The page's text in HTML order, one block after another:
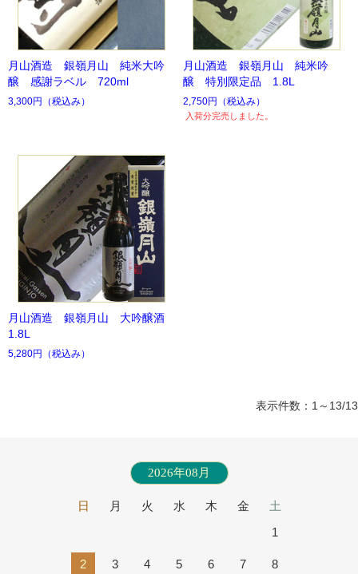
月山酒造 銀嶺月山 純米大吟
醸 感謝ラベル 720ml
3,300円 （税込み）
月山酒造 銀嶺月山 純米吟
醸 特別限定品 1.8L
2,750円 （税込み）
入荷分完売しました。
月山酒造 銀嶺月山 大吟醸酒
1.8L
5,280円 （税込み）
表示件数：1～13/13
2026年08月
日 月 火 水 木 金
土
1
2 3 4 5 6 7 8